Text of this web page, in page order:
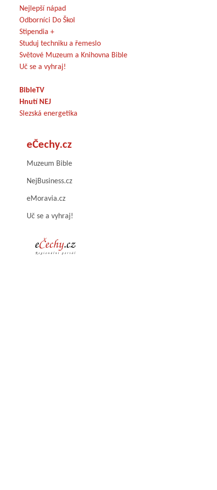
Nejlepší nápad
Odborníci Do Škol
Stipendia +
Studuj techniku a řemeslo
Světové Muzeum a Knihovna Bible
Uč se a vyhraj!
BibleTV
Hnutí NEJ
Slezská energetika
eČechy.cz
Muzeum Bible
NejBusiness.cz
eMoravia.cz
Uč se a vyhraj!